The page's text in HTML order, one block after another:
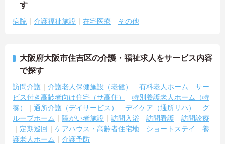
す
病院 介護福祉施設 在宅医療 その他
大阪府大阪市住吉区の介護・福祉求人をサービス内容
で探す
訪問介護 介護老人保健施設（老健） 有料老人ホーム
サー
ビス付き高齢者向け住宅（サ高住）
特別養護老人ホーム（特
養）
通所介護（デイサービス） デイケア（通所リハ）
グ
ループホーム
障がい者施設 訪問入浴 訪問看護
訪問診療
定期巡回
ケアハウス・高齢者住宅地 ショートステイ
養
護老人ホーム
介護予防